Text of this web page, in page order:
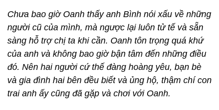
Chưa bao giờ Oanh thấy anh Bình nói xấu về những
người cũ của mình, mà ngược lại luôn tử tế và sẵn
sàng hỗ trợ chị ta khi cần. Oanh tôn trọng quá khứ
của anh và không bao giờ bận tâm đến những điều
đó. Nên hai người cứ thế đàng hoàng yêu, bạn bè
và gia đình hai bên đều biết và ủng hộ, thậm chí con
trai anh ấy cũng đã gặp và chơi với Oanh.